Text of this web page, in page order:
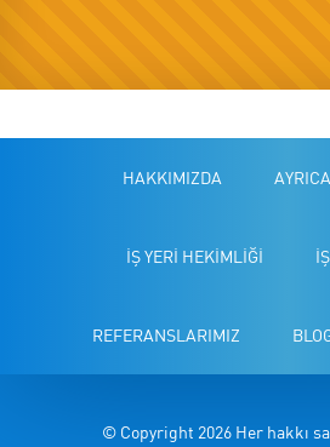
HAKKIMIZDA
İŞ YERİ HEKİMLİĞİ
REFERANSLARIMIZ
© Copyright 2026 Her hakkı